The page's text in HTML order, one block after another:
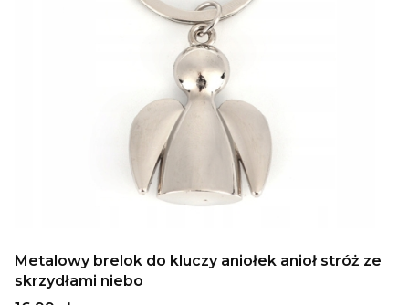
Metalowy brelok do kluczy aniołek anioł stróż ze
skrzydłami niebo